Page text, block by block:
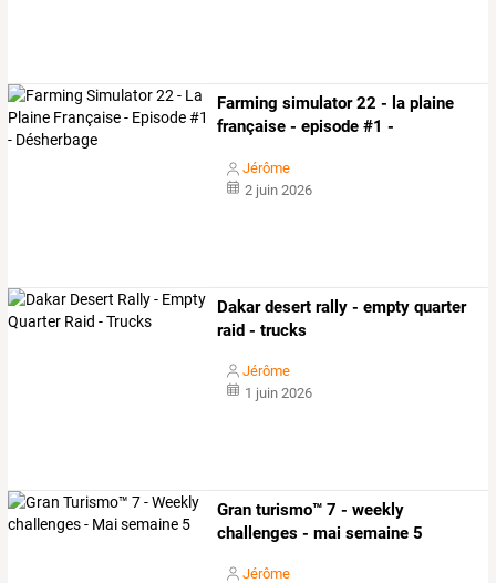
Farming simulator 22 - la plaine
française - episode #1 -
Jérôme
2 juin 2026
Dakar desert rally - empty quarter
raid - trucks
Jérôme
1 juin 2026
Gran turismo™ 7 - weekly
challenges - mai semaine 5
Jérôme